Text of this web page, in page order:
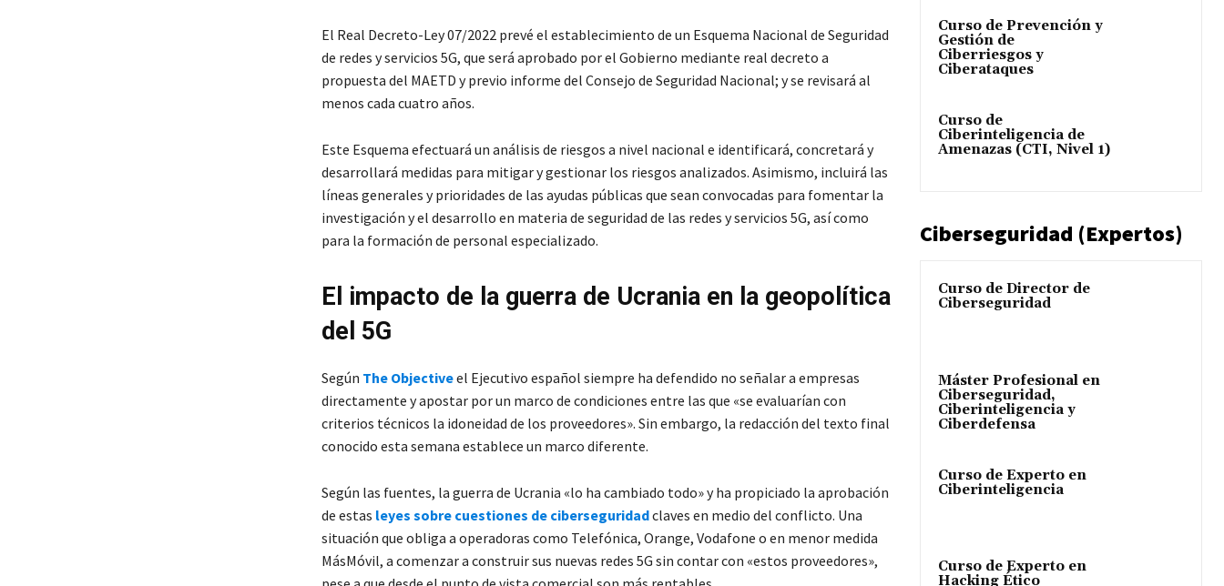
El Real Decreto-Ley 07/2022 prevé el establecimiento de un Esquema Nacional de Seguridad
de redes y servicios 5G, que será aprobado por el Gobierno mediante real decreto a
propuesta del MAETD y previo informe del Consejo de Seguridad Nacional; y se revisará al
menos cada cuatro años.
Este Esquema efectuará un análisis de riesgos a nivel nacional e identificará, concretará y
desarrollará medidas para mitigar y gestionar los riesgos analizados. Asimismo, incluirá las
líneas generales y prioridades de las ayudas públicas que sean convocadas para fomentar la
investigación y el desarrollo en materia de seguridad de las redes y servicios 5G, así como
para la formación de personal especializado.
El impacto de la guerra de Ucrania en la geopolítica
del 5G
Según The Objectiveel Ejecutivo español siempre ha defendido no señalar a empresas
directamente y apostar por un marco de condiciones entre las que «se evaluarían con
criterios técnicos la idoneidad de los proveedores». Sin embargo, la redacción del texto final
conocido esta semana establece un marco diferente.
Según las fuentes, la guerra de Ucrania «lo ha cambiado todo» y ha propiciado la aprobación
de estas leyes sobre cuestiones de ciberseguridadclaves en medio del conflicto. Una
situación que obliga a operadoras como Telefónica, Orange, Vodafone o en menor medida
MásMóvil, a comenzar a construir sus nuevas redes 5G sin contar con «estos proveedores»,
Curso de Prevención y
Gestión de
Ciberriesgos y
Ciberataques
Curso de
Ciberinteligencia de
Amenazas (CTI, Nivel 1)
Ciberseguridad (Expertos)
Curso de Director de
Ciberseguridad
Máster Profesional en
Ciberseguridad,
Ciberinteligencia y
Ciberdefensa
Curso de Experto en
Ciberinteligencia
Curso de Experto en
Hacking Ético